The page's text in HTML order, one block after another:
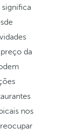
significa
da
nos